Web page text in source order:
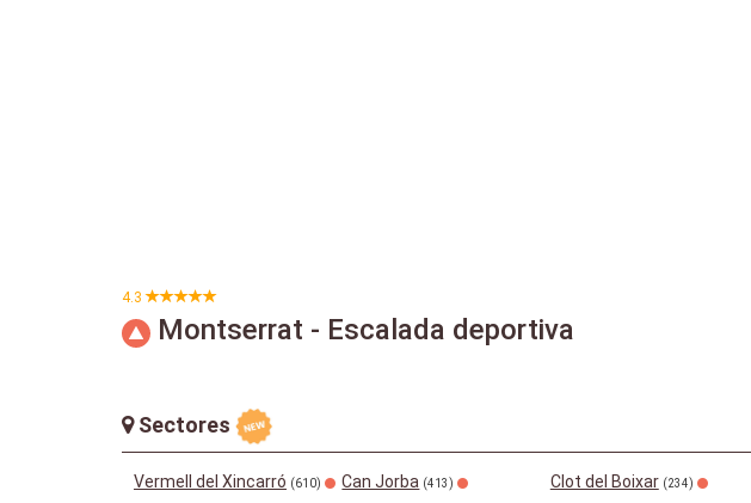
4.3
Montserrat - Escalada deportiva
Sectores
Vermell del Xincarró (610) Can Jorba (413) Clot del Boixar (234)